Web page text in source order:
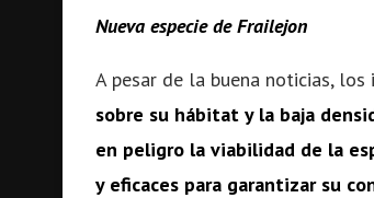
Nueva especie de Frailejon
A pesar de la buena noticias,
sobre su hábitat y la baja
en peligro la viabilidad de la
y eficaces para garantizar su